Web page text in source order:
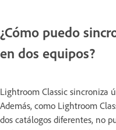
¿Cómo puedo
en dos equipos?
Lightroom Classic sincroniza
Además, como Lightroom
dos catálogos diferentes, no